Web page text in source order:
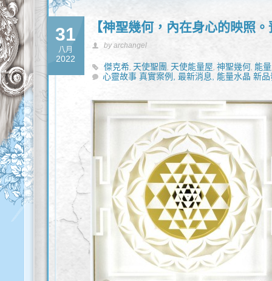
31
八月
2022
【神聖幾何，內在身心的映照
by archangel
傑克希, 天使聖團, 天使能量屋,神聖幾何, 能量
心靈故事 真實案例,最新消息, 能量水晶 新